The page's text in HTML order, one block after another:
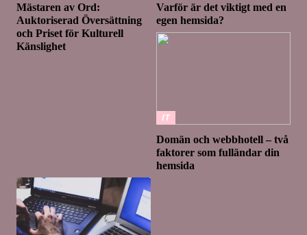
Mästaren av Ord:
Auktoriserad Översättning
och Priset för Kulturell
Känslighet
Varför är det viktigt med en
egen hemsida?
IT
Domän och webbhotell – två
faktorer som fulländar din
hemsida